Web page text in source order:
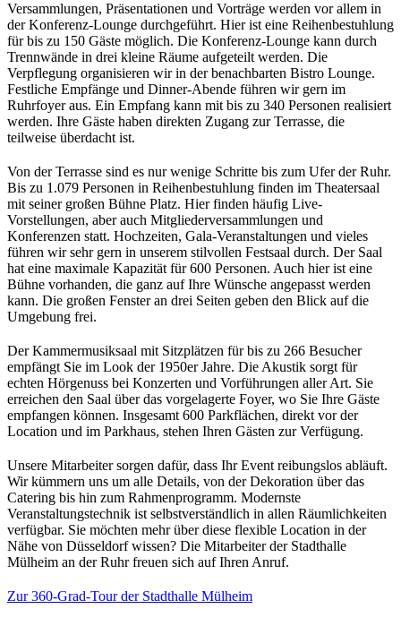
Versammlungen, Präsentationen und Vorträge werden vor allem in
der Konferenz-Lounge durchgeführt. Hier ist eine Reihenbestuhlung
für bis zu 150 Gäste möglich. Die Konferenz-Lounge kann durch
Trennwände in drei kleine Räume aufgeteilt werden. Die
Verpflegung organisieren wir in der benachbarten Bistro Lounge.
Festliche Empfänge und Dinner-Abende führen wir gern im
Ruhrfoyer aus. Ein Empfang kann mit bis zu 340 Personen realisiert
werden. Ihre Gäste haben direkten Zugang zur Terrasse, die
teilweise überdacht ist.
Von der Terrasse sind es nur wenige Schritte bis zum Ufer der Ruhr.
Bis zu 1.079 Personen in Reihenbestuhlung finden im Theatersaal
mit seiner großen Bühne Platz. Hier finden häufig Live-
Vorstellungen, aber auch Mitgliederversammlungen und
Konferenzen statt. Hochzeiten, Gala-Veranstaltungen und vieles
führen wir sehr gern in unserem stilvollen Festsaal durch. Der Saal
hat eine maximale Kapazität für 600 Personen. Auch hier ist eine
Bühne vorhanden, die ganz auf Ihre Wünsche angepasst werden
kann. Die großen Fenster an drei Seiten geben den Blick auf die
Umgebung frei.
Der Kammermusiksaal mit Sitzplätzen für bis zu 266 Besucher
empfängt Sie im Look der 1950er Jahre. Die Akustik sorgt für
echten Hörgenuss bei Konzerten und Vorführungen aller Art. Sie
erreichen den Saal über das vorgelagerte Foyer, wo Sie Ihre Gäste
empfangen können. Insgesamt 600 Parkflächen, direkt vor der
Location und im Parkhaus, stehen Ihren Gästen zur Verfügung.
Unsere Mitarbeiter sorgen dafür, dass Ihr Event reibungslos abläuft.
Wir kümmern uns um alle Details, von der Dekoration über das
Catering bis hin zum Rahmenprogramm. Modernste
Veranstaltungstechnik ist selbstverständlich in allen Räumlichkeiten
verfügbar. Sie möchten mehr über diese flexible Location in der
Nähe von Düsseldorf wissen? Die Mitarbeiter der Stadthalle
Mülheim an der Ruhr freuen sich auf Ihren Anruf.
Zur 360-Grad-Tour der Stadthalle Mülheim